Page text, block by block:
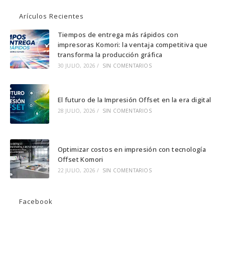
una
nueva
pestaña
una
nueva
pestaña
una
nueva
pestaña
Arículos Recientes
Tiempos de entrega más rápidos con
impresoras Komori: la ventaja competitiva que
transforma la producción gráfica
30 JULIO, 2026 / SIN COMENTARIOS
El futuro de la Impresión Offset en la era digital
28 JULIO, 2026 / SIN COMENTARIOS
Optimizar costos en impresión con tecnología
Offset Komori
22 JULIO, 2026 / SIN COMENTARIOS
Facebook